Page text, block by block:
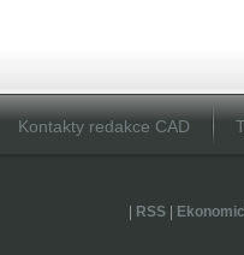
Kontakty redakce CAD
RSS|